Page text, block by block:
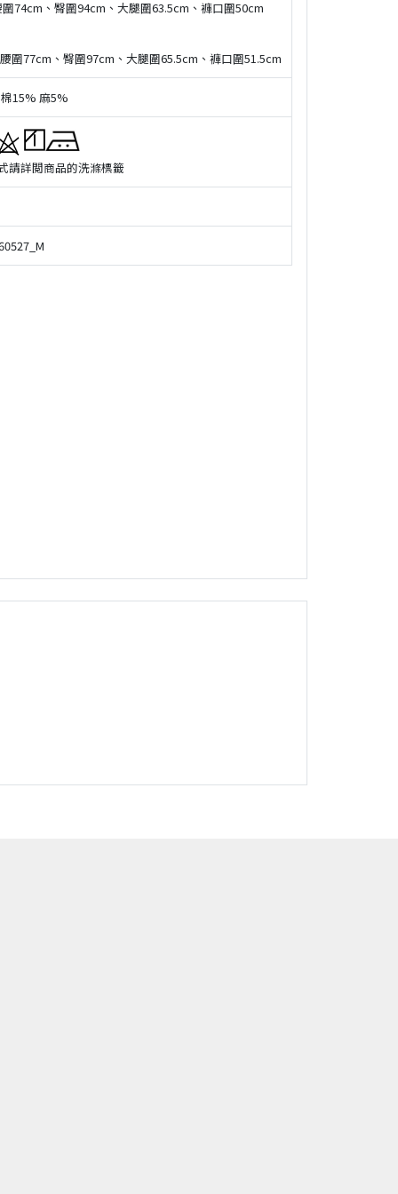
74cm、臀圍94cm、大腿圍63.5cm、褲口圍50cm
圍77cm、臀圍97cm、大腿圍65.5cm、褲口圍51.5cm
15% 麻5%
請詳閲商品的洗滌標籤